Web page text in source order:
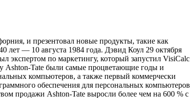
и презентовал новые продукты, такие как
лет — 10 августа 1984 года. Дэвид Коул 29 октября
экспертом по маркетингу, который запустил VisiCalc
Ashton-Tate были самые процветающие годы и
компьютеров, а также первый коммерчески
обеспечения для персональных компьютеров
продажи Ashton-Tate выросли более чем на 600 % с